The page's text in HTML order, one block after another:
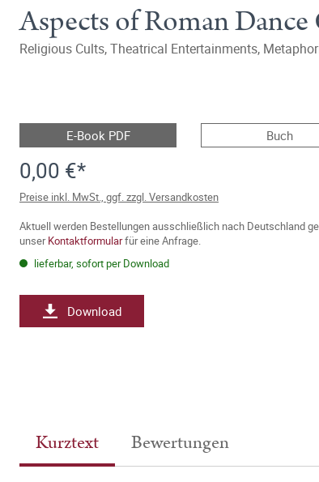
Aspects of Roman
Religious Cults, Theatrical Entertainments,
E-Book PDF Buch
0,00 €*
Preise inkl. MwSt., ggf. zzgl. Versandkosten
Aktuell werden Bestellungen ausschließlich nach Deutschland
unserKontaktformularfür eine Anfrage.
lieferbar, sofort per Download
Download
Kurztext Bewertungen